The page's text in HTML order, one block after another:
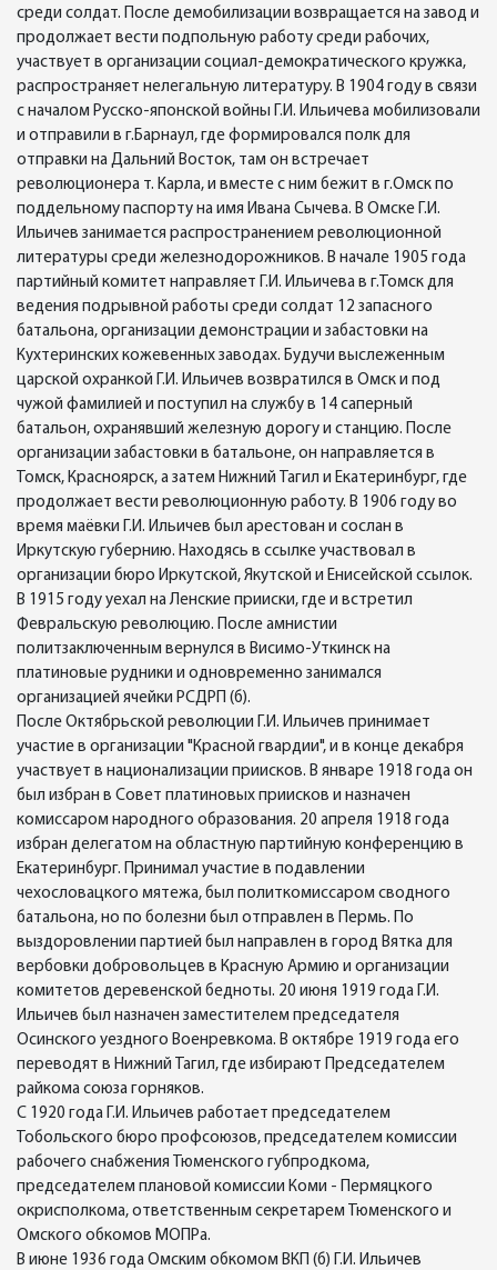
среди солдат. После демобилизации возвращается на завод и
продолжает вести подпольную работу среди рабочих,
участвует в организации социал-демократического кружка,
распространяет нелегальную литературу. В 1904 году в связи
с началом Русско-японской войны Г.И. Ильичева мобилизовали
и отправили в г.Барнаул, где формировался полк для
отправки на Дальний Восток, там он встречает
революционера т. Карла, и вместе с ним бежит в г.Омск по
поддельному паспорту на имя Ивана Сычева. В Омске Г.И.
Ильичев занимается распространением революционной
литературы среди железнодорожников. В начале 1905 года
партийный комитет направляет Г.И. Ильичева в г.Томск для
ведения подрывной работы среди солдат 12 запасного
батальона, организации демонстрации и забастовки на
Кухтеринских кожевенных заводах. Будучи выслеженным
царской охранкой Г.И. Ильичев возвратился в Омск и под
чужой фамилией и поступил на службу в 14 саперный
батальон, охранявший железную дорогу и станцию. После
организации забастовки в батальоне, он направляется в
Томск, Красноярск, а затем Нижний Тагил и Екатеринбург, где
продолжает вести революционную работу. В 1906 году во
время маёвки Г.И. Ильичев был арестован и сослан в
Иркутскую губернию. Находясь в ссылке участвовал в
организации бюро Иркутской, Якутской и Енисейской ссылок.
В 1915 году уехал на Ленские прииски, где и встретил
Февральскую революцию. После амнистии
политзаключенным вернулся в Висимо-Уткинск на
платиновые рудники и одновременно занимался
организацией ячейки РСДРП (б).
После Октябрьской революции Г.И. Ильичев принимает
участие в организации "Красной гвардии", и в конце декабря
участвует в национализации приисков. В январе 1918 года он
был избран в Совет платиновых приисков и назначен
комиссаром народного образования. 20 апреля 1918 года
избран делегатом на областную партийную конференцию в
Екатеринбург. Принимал участие в подавлении
чехословацкого мятежа, был политкомиссаром сводного
батальона, но по болезни был отправлен в Пермь. По
выздоровлении партией был направлен в город Вятка для
вербовки добровольцев в Красную Армию и организации
комитетов деревенской бедноты. 20 июня 1919 года Г.И.
Ильичев был назначен заместителем председателя
Осинского уездного Военревкома. В октябре 1919 года его
переводят в Нижний Тагил, где избирают Председателем
райкома союза горняков.
С 1920 года Г.И. Ильичев работает председателем
Тобольского бюро профсоюзов, председателем комиссии
рабочего снабжения Тюменского губпродкома,
председателем плановой комиссии Коми - Пермяцкого
окрисполкома, ответственным секретарем Тюменского и
Омского обкомов МОПРа.
В июне 1936 года Омским обкомом ВКП (б) Г.И. Ильичев